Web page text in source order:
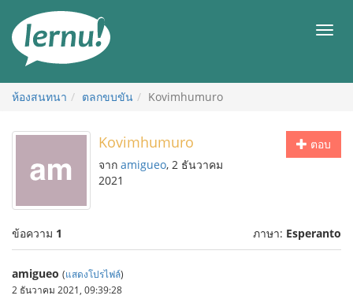
สารบัญ
เมนู
ห้องสนทนา ตลกขบขัน Kovimhumuro
ตอบ
Kovimhumuro
จาก amigueo, 2 ธันวาคม
2021
ข้อความ 1 ภาษา: Esperanto
amigueo (แสดงโปรไฟล์)
2 ธันวาคม 2021, 09:39:28